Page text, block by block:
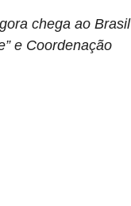
chega ao Brasil
e Coordenação